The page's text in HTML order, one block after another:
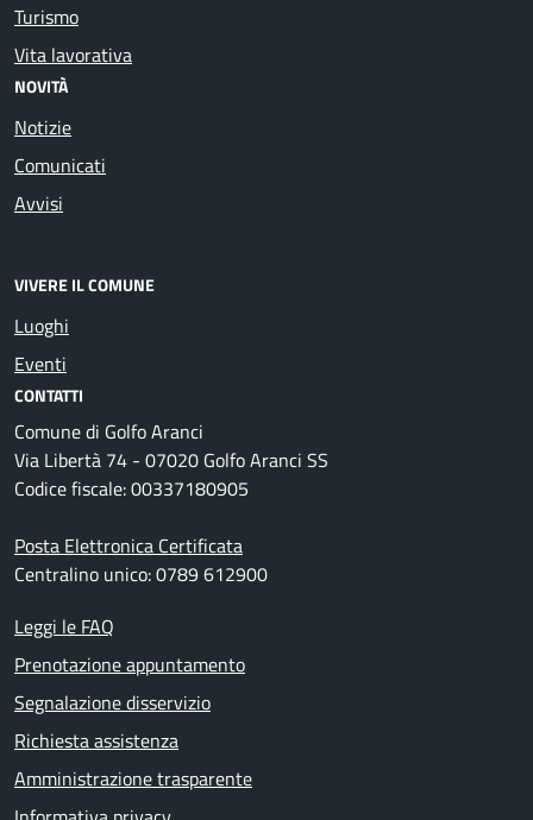
Turismo
Vita lavorativa
NOVITÀ
Notizie
Comunicati
Avvisi
VIVERE IL COMUNE
Luoghi
Eventi
CONTATTI
Comune di Golfo Aranci
Via Libertà 74 - 07020 Golfo Aranci SS
Codice fiscale: 00337180905
Posta Elettronica Certificata
Centralino unico: 0789 612900
Leggi le FAQ
Prenotazione appuntamento
Segnalazione disservizio
Richiesta assistenza
Amministrazione trasparente